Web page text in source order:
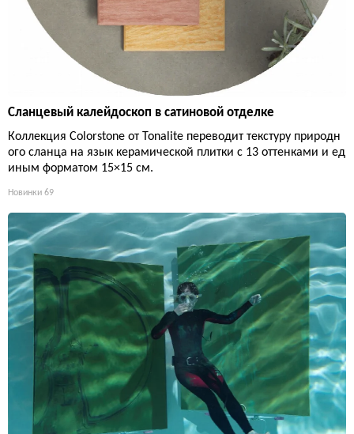
Сланцевый калейдоскоп в сатиновой отделке
Коллекция Colorstone от Tonalite переводит текстуру природн
ого сланца на язык керамической плитки с 13 оттенками и ед
иным форматом 15×15 см.
Новинки 69